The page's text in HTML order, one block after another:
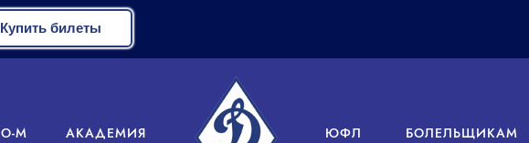
Купить билеты
М АКАДЕМИЯ ЮФЛ БОЛЕЛЬЩИКАМ